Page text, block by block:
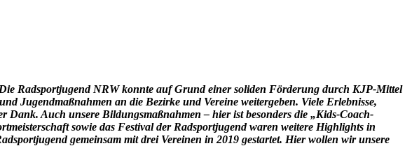
Radsportjugend NRW konnte auf Grund einer soliden Förderung durch KJP-Mittel
Jugendmaßnahmen an die Bezirke und Vereine weitergeben. Viele Erlebnisse,
Auch unsere Bildungsmaßnahmen – hier ist besonders die „Kids-Coach-
sowie das Festival der Radsportjugend waren weitere Highlights in
gemeinsam mit drei Vereinen in 2019 gestartet. Hier wollen wir unsere